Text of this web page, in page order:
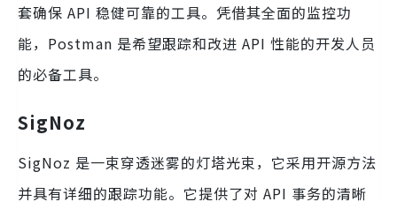
套确保 API 稳健可靠的工具。凭借其全面的监控功
能，Postman 是希望跟踪和改进 API 性能的开发人员
的必备工具。
SigNoz
SigNoz 是一束穿透迷雾的灯塔光束，它采用开源方法
并具有详细的跟踪功能。它提供了对 API 事务的清晰